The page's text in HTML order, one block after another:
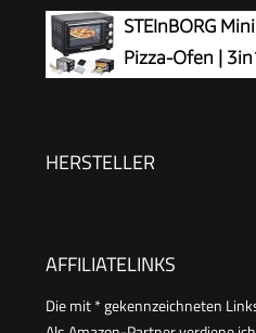
Watt Leistung,
230 ºC, 60-Minuten-
Quarzheizelemente für
STEInBORG
Pizza-Ofen |
1.600 Watt
HERSTELLER
AFFILIATELINKS
Die mit * gekennzeichneten